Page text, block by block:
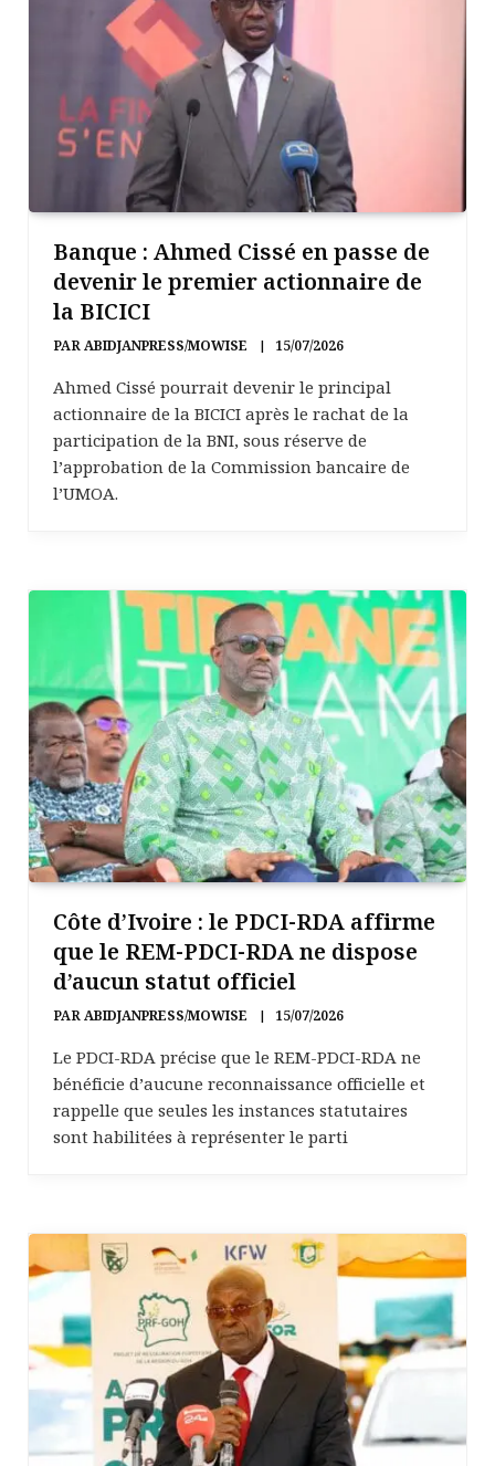
Banque : Ahmed Cissé en passe de
devenir le premier actionnaire de
la BICICI
PARABIDJANPRESS/MOWISE 15/07/2026
Ahmed Cissé pourrait devenir le principal
actionnaire de la BICICI après le rachat de la
participation de la BNI, sous réserve de
l’approbation de la Commission bancaire de
l’UMOA.
Côte d’Ivoire : le PDCI-RDA affirme
que le REM-PDCI-RDA ne dispose
d’aucun statut officiel
PARABIDJANPRESS/MOWISE 15/07/2026
Le PDCI-RDA précise que le REM-PDCI-RDA ne
bénéficie d’aucune reconnaissance officielle et
rappelle que seules les instances statutaires
sont habilitées à représenter le parti